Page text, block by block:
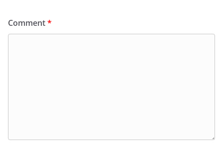
Comment*